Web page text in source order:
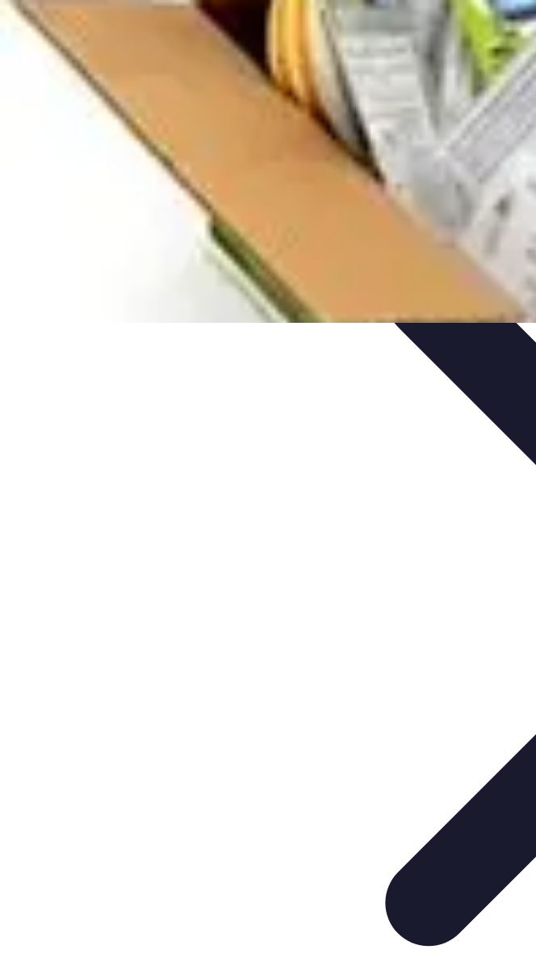
Calculez Votre Rachat
Outils et simulateurs
Calcul et Estimation Calcul et optimisation Astuce et Conseils
Calculez Votre Rachat